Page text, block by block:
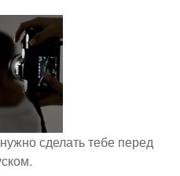
сделать тебе перед